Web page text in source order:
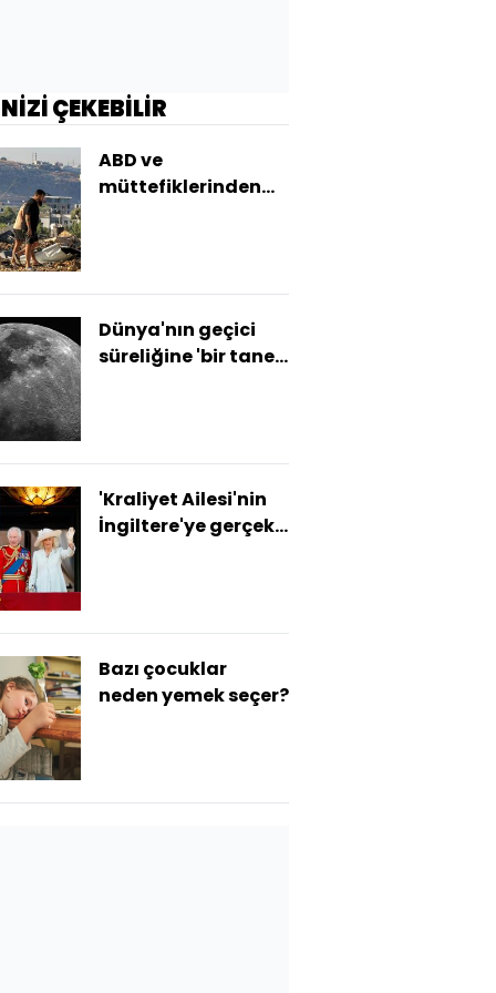
ÇEKEBİLİR
ABD ve
müttefiklerinden
Dünya'nın geçici
süreliğine 'bir tane
'Kraliyet Ailesi'nin
İngiltere'ye gerçek
Bazı çocuklar
neden yemek seçer?